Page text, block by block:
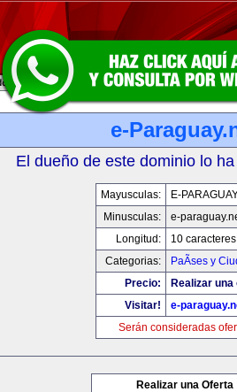
e-
El dueño de este dominio lo
Mayusculas:
E-
Minusculas:
e-
Longitud:
10 caracteres
Categorias:
PaÃ­ses y
Precio:
Realizar
Visitar!
e-
Serán consideradas
Realizar una Oferta